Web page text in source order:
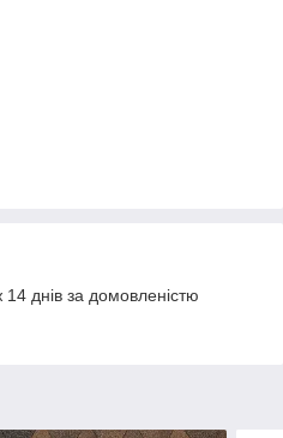
днів за домовленістю